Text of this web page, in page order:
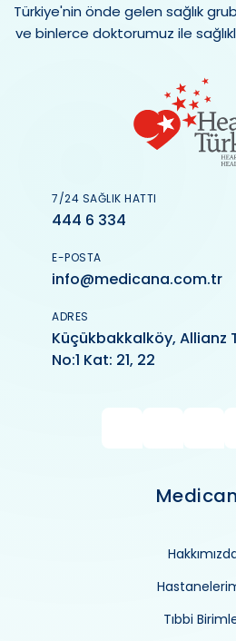
Türkiye'nin önde gelen sağlık
ve binlerce doktorumuz ile
7/24 SAĞLIK HATTI
444 6 334
E-POSTA
info@medicana.com.tr
ADRES
Küçükbakkalköy, Allianz
No:1 Kat: 21, 22
Tıbbi